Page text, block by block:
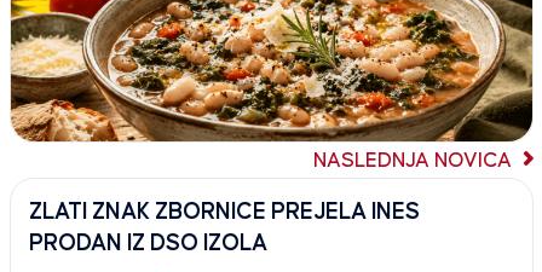
NASLEDNJA NOVICA
ZLATI ZNAK ZBORNICE PREJELA INES
PRODAN IZ DSO IZOLA